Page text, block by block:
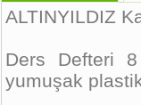
ALTINYILDIZ
Ders Defteri
yumuşak